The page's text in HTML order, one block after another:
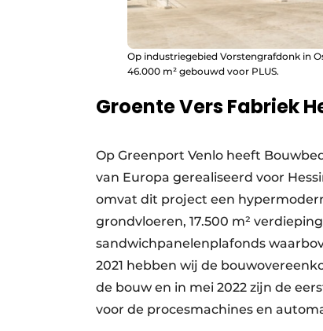
Op industriegebied Vorstengrafdonk in
46.000 m² gebouwd voor PLUS.
Groente Vers Fabriek
Op Greenport Venlo heeft
van Europa gerealiseerd voor
omvat dit project een
grondvloeren, 17.500 m²
sandwichpanelenplafonds
2021 hebben wij de
de bouw en in mei 2022 zijn de
voor de procesmachines en